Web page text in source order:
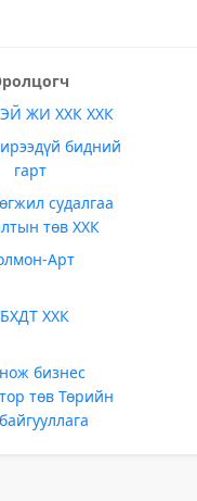
ЖИ ХХК ХХК
бидний
гарт
судалгаа
төв ХХК
Арт
ХХК
бизнес
төв Төрийн